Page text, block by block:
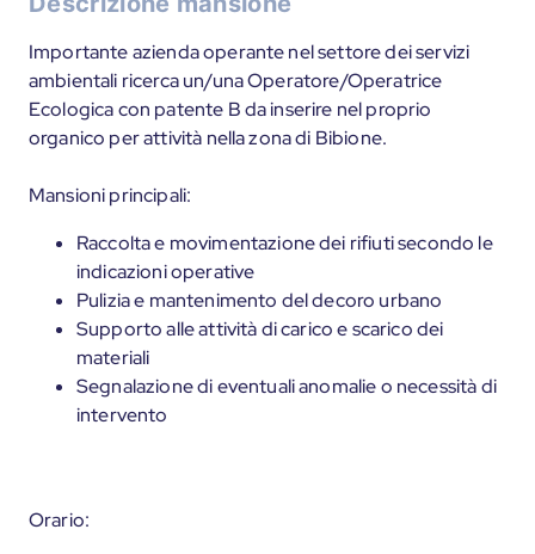
Importante azienda operante nel settore dei servizi
ambientali ricerca un/una Operatore/Operatrice
Ecologica con patente B da inserire nel proprio
organico per attività nella zona di Bibione.
Mansioni principali:
Raccolta e movimentazione dei rifiuti secondo le
indicazioni operative
Pulizia e mantenimento del decoro urbano
Supporto alle attività di carico e scarico dei
materiali
Segnalazione di eventuali anomalie o necessità di
intervento
Orario: